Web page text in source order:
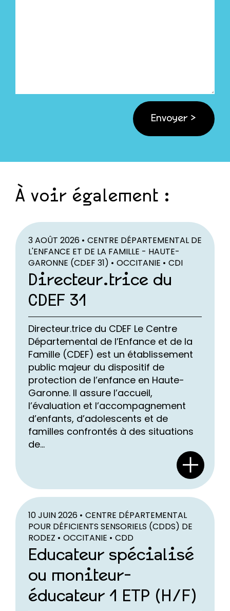
À voir également :
3 AOÛT 2026 • CENTRE DÉPARTEMENTAL DE
L'ENFANCE ET DE LA FAMILLE - HAUTE-
GARONNE (CDEF 31) • OCCITANIE • CDI
Directeur.trice du
CDEF 31
Directeur.trice du CDEF Le Centre
Départemental de l’Enfance et de la
Famille (CDEF) est un établissement
public majeur du dispositif de
protection de l’enfance en Haute-
Garonne. Il assure l’accueil,
l’évaluation et l’accompagnement
d’enfants, d’adolescents et de
familles confrontés à des situations
de...
10 JUIN 2026 • CENTRE DÉPARTEMENTAL
POUR DÉFICIENTS SENSORIELS (CDDS) DE
RODEZ • OCCITANIE • CDD
Educateur spécialisé
ou moniteur-
éducateur 1 ETP (H/F)